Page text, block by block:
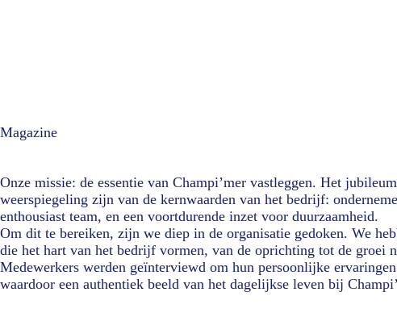
Magazine
Onze missie: de essentie van Champi’mer vastleggen. Het
weerspiegeling zijn van de kernwaarden van het bedrijf:
enthousiast team, en een voortdurende inzet voor duurzaamheid.
Om dit te bereiken, zijn we diep in de organisatie gedoken. We
die het hart van het bedrijf vormen, van de oprichting tot de groei
Medewerkers werden geïnterviewd om hun persoonlijke
waardoor een authentiek beeld van het dagelijkse leven bij